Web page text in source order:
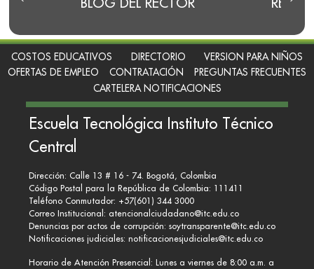
COSTOS EDUCATIVOS DIRECTORIO
VERSION PARA NIÑOS
OFERTAS DE EMPLEO
CONTRATACIÓN
PREGUNTAS FRECUENTES
CARTELERA NOTIFICACIONES
Escuela Tecnológica Instituto Técnico
Central
Dirección: Calle 13 # 16 - 74. Bogotá, Colombia
Código Postal para la República de Colombia: 111411
Teléfono Conmutador: +57(601) 344 3000
Correo Institucional: atencionalciudadano@itc.edu.co
Denuncias por actos de corrupción: soytransparente@itc.edu.co
Notificaciones judiciales: notificacionesjudiciales@itc.edu.co
Horario de Atención Presencial: Lunes a viernes de 8:00 a.m. a